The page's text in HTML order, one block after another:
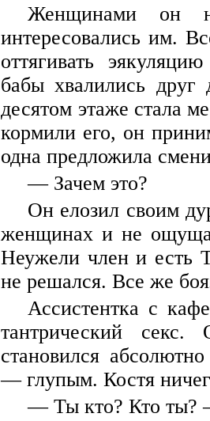
Женщинами он
интересовались им.
оттягивать
бабы хвалились друг
десятом этаже стала
кормили его, он
одна предложила
— Зачем это?
Он елозил своим
женщинах и не
Неужели член и есть
не решался. Все же
Ассистентка с
тантрический
становился
— глупым. Костя
— Ты кто? Кто ты?